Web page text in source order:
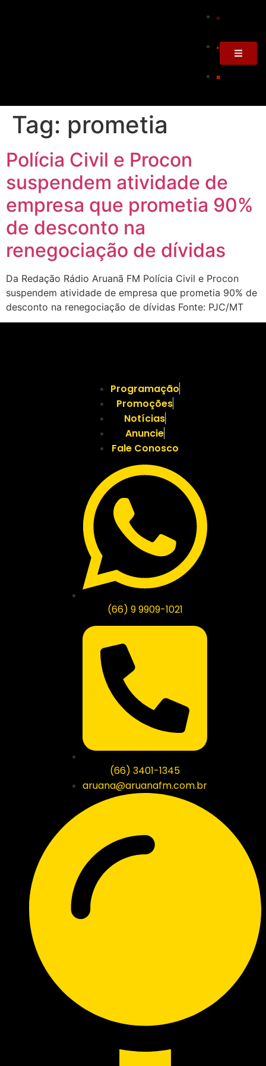
Tag: prometia
Polícia Civil e Procon
suspendem atividade de
empresa que prometia 90%
de desconto na
renegociação de dívidas
Da Redação Rádio Aruanã FM Polícia Civil e Procon
suspendem atividade de empresa que prometia 90% de
desconto na renegociação de dívidas Fonte: PJC/MT
Programação
Promoções
Notícias
Anuncie
Fale Conosco
(66) 9 9909-1021
(66) 3401-1345
aruana@aruanafm.com.br